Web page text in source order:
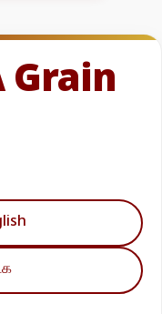
Grain